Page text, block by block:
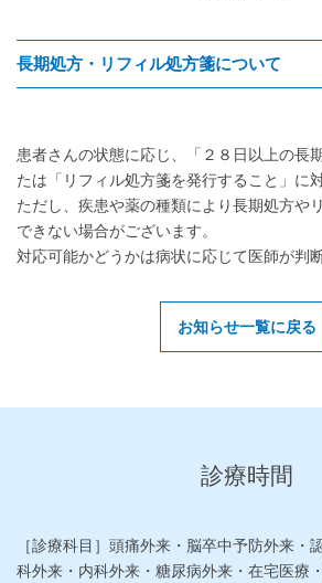
長期処方・リフィル処方箋について
患者さんの状態に応じ、「２８日以上の長
たは「リフィル処方箋を発行すること」に
ただし、疾患や薬の種類により長期処方や
できない場合がございます。
対応可能かどうかは病状に応じて医師が判
お知らせ一覧に戻る
診療時間
［診療科目］頭痛外来・脳卒中予防外来・
科外来・内科外来・糖尿病外来・在宅医療